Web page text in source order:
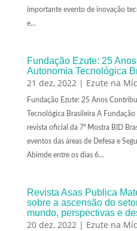
importante evento de inovação
e...
Fundação Ezute: 25
Autonomia Tecnológica
21 dez, 2022 | Ezute na
Fundação Ezute: 25 Anos
Tecnológica Brasileira A
revista oficial da 7ᵃ Mostra BID
eventos das áreas de Defesa e
Abimde entre os dias 6...
Revista Asas Publica
sobre a ascensão do
mundo, perspectivas e
20 dez, 2022 | Ezute na